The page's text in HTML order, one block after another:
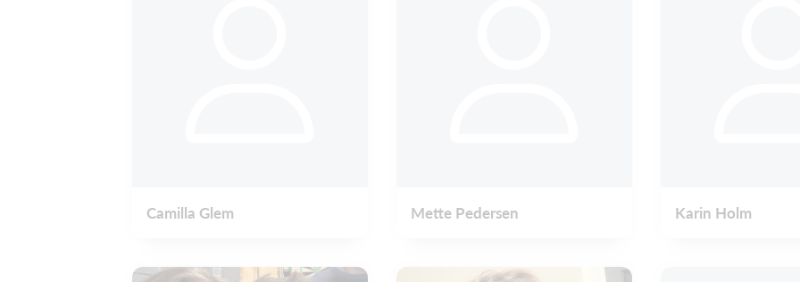
Camilla Glem Mette Pedersen Karin Holm